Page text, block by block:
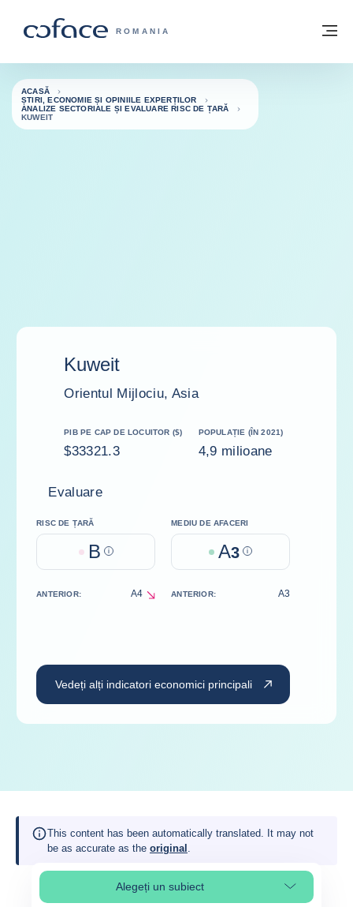
COFACE FOR TRADE - WEBSITE GRUP
ROMANIA
Înapoi la pagina de start
ACASĂ
ȘTIRI, ECONOMIE ȘI OPINIILE EXPERȚILOR
ANALIZE SECTORIALE ȘI EVALUARE RISC DE ȚARĂ
KUWEIT
Kuweit
Orientul Mijlociu, Asia
PIB PE CAP DE LOCUITOR ($)
$33321.3
POPULAȚIE (ÎN 2021)
4,9 milioane
Evaluare
RISC DE ȚARĂ
B Help
MEDIU DE AFACERI
A3 Help
ANTERIOR: A4
decrease ANTERIOR: A3
Vedeți alți indicatori economici principali
This content has been automatically translated. It may not
be as accurate as the original .
Alegeți un subiectSelect page section